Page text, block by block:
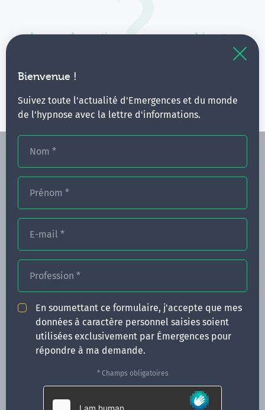
Bienvenue !
Suivez toute l'actualité d'Emergences et du monde
de l'hypnose avec la lettre d'informations.
Nom *
Prénom *
E-mail *
Profession *
En soumettant ce formulaire, j'accepte que mes
données à caractère personnel saisies soient
utilisées exclusivement par Émergences pour
répondre à ma demande.
* Champs obligatoires
Aucune formation ne correspond à votre
Vous pouvez renouveler votre requête en élargissant
FORMATIONS
NOS FORMATEURS
ACTUALITÉS
INFOS PRATIQUES
Qui sommes-nous ?
35000 Rennes